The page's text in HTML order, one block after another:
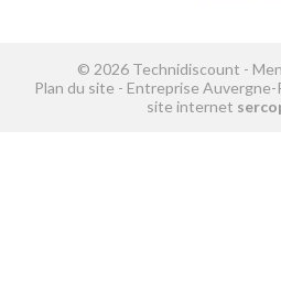
© 2026 Technidiscount -
Plan du site - Entreprise Auvergne-
site internet